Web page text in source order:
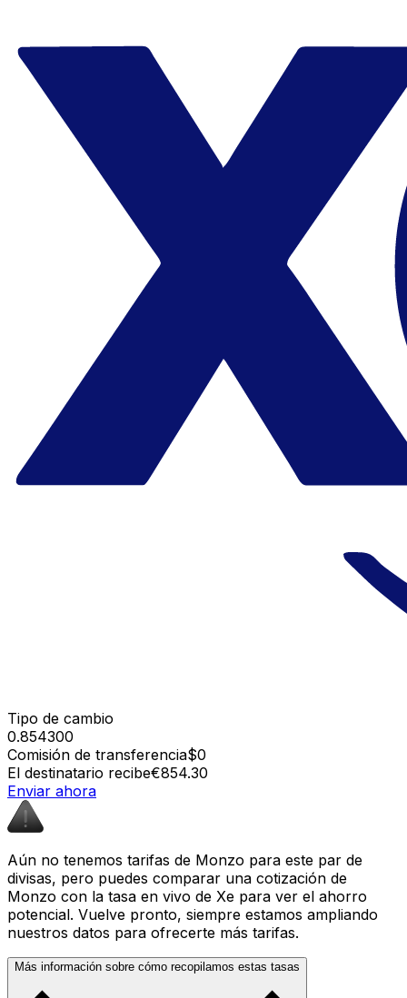
Tipo de cambio
0.854300
Comisión de transferencia$0
El destinatario recibe€854.30
Enviar ahora
Aún no tenemos tarifas de Monzo para este par de
divisas, pero puedes comparar una cotización de
Monzo con la tasa en vivo de Xe para ver el ahorro
potencial. Vuelve pronto, siempre estamos ampliando
nuestros datos para ofrecerte más tarifas.
Más información sobre cómo recopilamos estas tasas